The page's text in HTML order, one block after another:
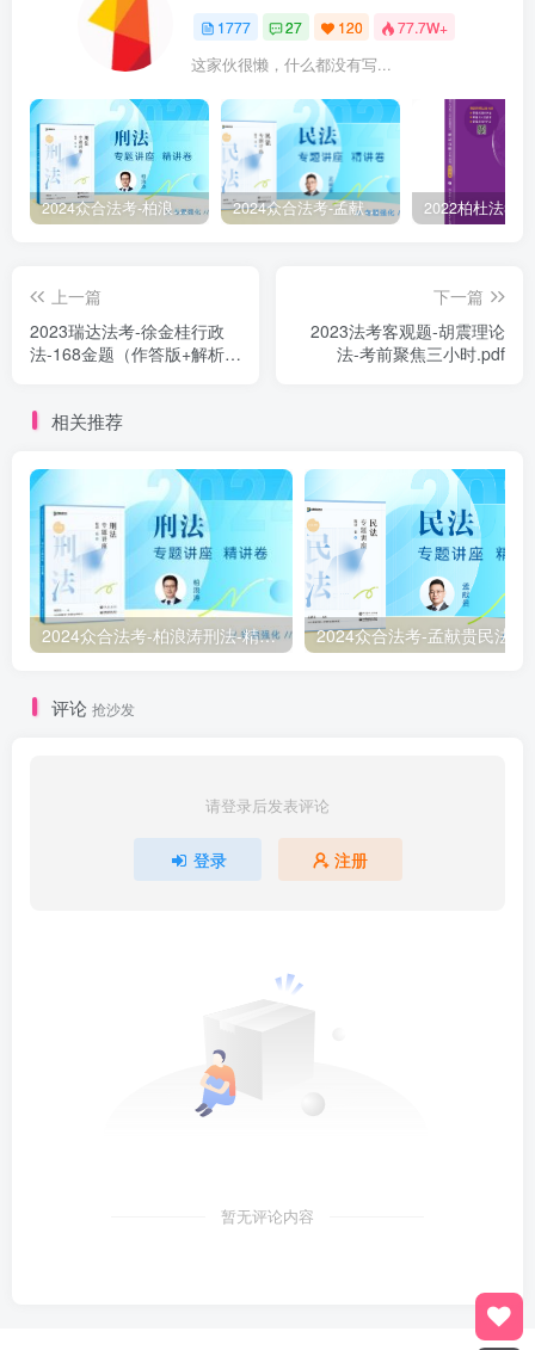
1777 27 120 77.7W+
这家伙很懒，什么都没有写...
2024众合法考-柏浪涛刑法-精讲卷pdf电子版（附视频1-76全） 2024众合法考-孟献贵民法-精讲卷.pdf
上一篇
2023瑞达法考-徐金桂行政
法-168金题（作答版+解析
下一篇
2023法考客观题-胡震理论
法-考前聚焦三小时.pdf
相关推荐
2024众合法考-柏浪涛刑法-精讲卷pdf电子版（附视频1-76全）
评论 抢沙发
请登录后发表评论
登录 注册
暂无评论内容